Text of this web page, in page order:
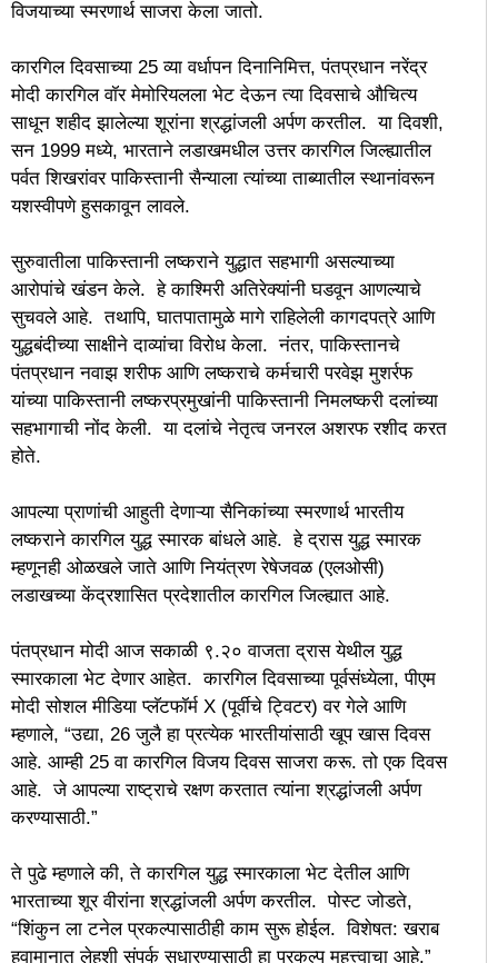
विजयाच्या स्मरणार्थ साजरा केला जातो.
कारगिल दिवसाच्या 25 व्या वर्धापन दिनानिमित्त, पंतप्रधान नरेंद्र
मोदी कारगिल वॉर मेमोरियलला भेट देऊन त्या दिवसाचे औचित्य
साधून शहीद झालेल्या शूरांना श्रद्धांजली अर्पण करतील. या दिवशी,
सन 1999 मध्ये, भारताने लडाखमधील उत्तर कारगिल जिल्ह्यातील
पर्वत शिखरांवर पाकिस्तानी सैन्याला त्यांच्या ताब्यातील स्थानांवरून
यशस्वीपणे हुसकावून लावले.
सुरुवातीला पाकिस्तानी लष्कराने युद्धात सहभागी असल्याच्या
आरोपांचे खंडन केले. हे काश्मिरी अतिरेक्यांनी घडवून आणल्याचे
सुचवले आहे. तथापि, घातपातामुळे मागे राहिलेली कागदपत्रे आणि
युद्धबंदीच्या साक्षीने दाव्यांचा विरोध केला. नंतर, पाकिस्तानचे
पंतप्रधान नवाझ शरीफ आणि लष्कराचे कर्मचारी परवेझ मुशर्रफ
यांच्या पाकिस्तानी लष्करप्रमुखांनी पाकिस्तानी निमलष्करी दलांच्या
सहभागाची नोंद केली. या दलांचे नेतृत्व जनरल अशरफ रशीद करत
होते.
आपल्या प्राणांची आहुती देणाऱ्या सैनिकांच्या स्मरणार्थ भारतीय
लष्कराने कारगिल युद्ध स्मारक बांधले आहे. हे द्रास युद्ध स्मारक
म्हणूनही ओळखले जाते आणि नियंत्रण रेषेजवळ (एलओसी)
लडाखच्या केंद्रशासित प्रदेशातील कारगिल जिल्ह्यात आहे.
पंतप्रधान मोदी आज सकाळी ९.२० वाजता द्रास येथील युद्ध
स्मारकाला भेट देणार आहेत. कारगिल दिवसाच्या पूर्वसंध्येला, पीएम
मोदी सोशल मीडिया प्लॅटफॉर्म X (पूर्वीचे ट्विटर) वर गेले आणि
म्हणाले, “उद्या, 26 जुलै हा प्रत्येक भारतीयांसाठी खूप खास दिवस
आहे. आम्ही 25 वा कारगिल विजय दिवस साजरा करू. तो एक दिवस
आहे. जे आपल्या राष्ट्राचे रक्षण करतात त्यांना श्रद्धांजली अर्पण
करण्यासाठी.”
ते पुढे म्हणाले की, ते कारगिल युद्ध स्मारकाला भेट देतील आणि
भारताच्या शूर वीरांना श्रद्धांजली अर्पण करतील. पोस्ट जोडते,
“शिंकुन ला टनेल प्रकल्पासाठीही काम सुरू होईल. विशेषत: खराब
हवामानात लेहशी संपर्क सुधारण्यासाठी हा प्रकल्प महत्त्वाचा आहे.”